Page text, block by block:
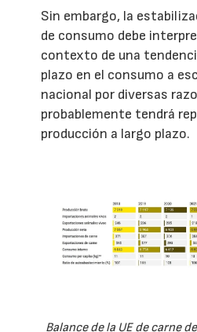
Sin embargo, la
de consumo debe
contexto de una
plazo en el consumo a
nacional por diversas
probablemente tendrá
producción a largo plazo.
Balance de la UE de carne